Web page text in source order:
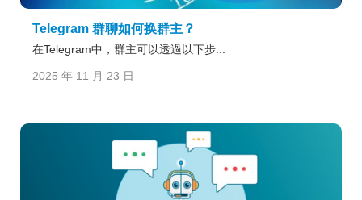
Telegram 群聊如何换群主？
在Telegram中，群主可以透過以下步...
2025 年 11 月 23 日